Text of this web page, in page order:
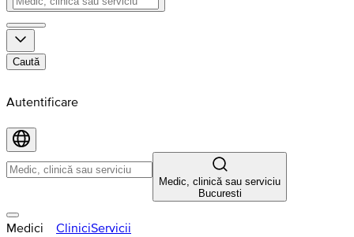
Caută
Autentificare
Medic, clinică sau serviciu
Bucuresti
Medici CliniciServicii